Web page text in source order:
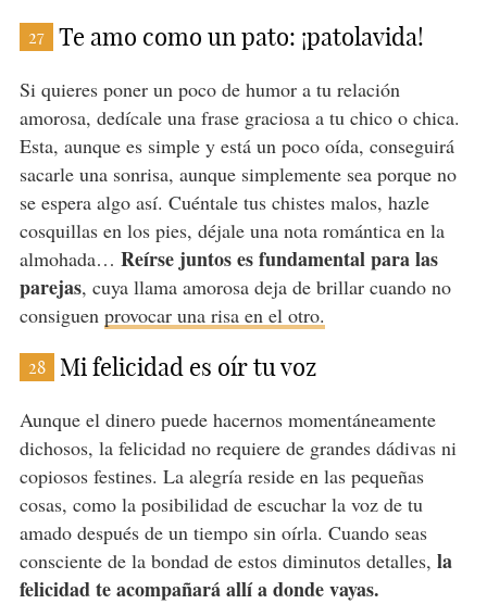
27 Te amo como un pato: ¡patolavida!
Si quieres poner un poco de humor a tu relación
amorosa, dedícale una frase graciosa a tu chico o chica.
Esta, aunque es simple y está un poco oída, conseguirá
sacarle una sonrisa, aunque simplemente sea porque no
se espera algo así. Cuéntale tus chistes malos, hazle
cosquillas en los pies, déjale una nota romántica en la
almohada… Reírse juntos es fundamental para las
parejas, cuya llama amorosa deja de brillar cuando no
consiguen provocar una risa en el otro.
28 Mi felicidad es oír tu voz
Aunque el dinero puede hacernos momentáneamente
dichosos, la felicidad no requiere de grandes dádivas ni
copiosos festines. La alegría reside en las pequeñas
cosas, como la posibilidad de escuchar la voz de tu
amado después de un tiempo sin oírla. Cuando seas
consciente de la bondad de estos diminutos detalles, la
felicidad te acompañará allí a donde vayas.